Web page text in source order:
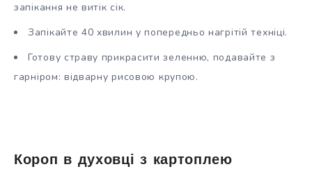
запікання не витік сік.
Запікайте 40 хвилин у попередньо нагрітій техніці.
Готову страву прикрасити зеленню, подавайте з
гарніром: відварну рисовою крупою.
Короп в духовці з картоплею